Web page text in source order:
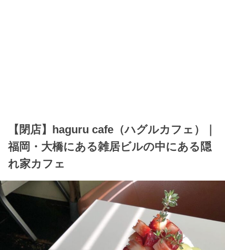
【閉店】haguru cafe（ハグルカフェ）｜
福岡・大橋にある雑居ビルの中にある隠
れ家カフェ